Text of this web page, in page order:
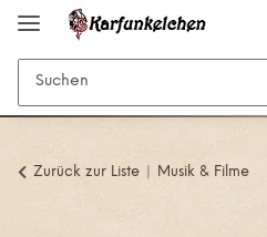
Zurück zur Liste Musik & Filme